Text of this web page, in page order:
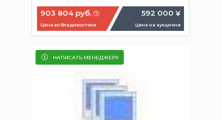
903 804 руб.
Цена во Владивостоке
592 000 ¥
Цена на аукционе
НАПИСАТЬ МЕНЕДЖЕРУ